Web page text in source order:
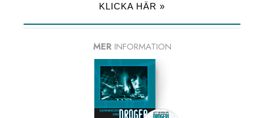
KLICKA HÄR »
MER INFORMATION